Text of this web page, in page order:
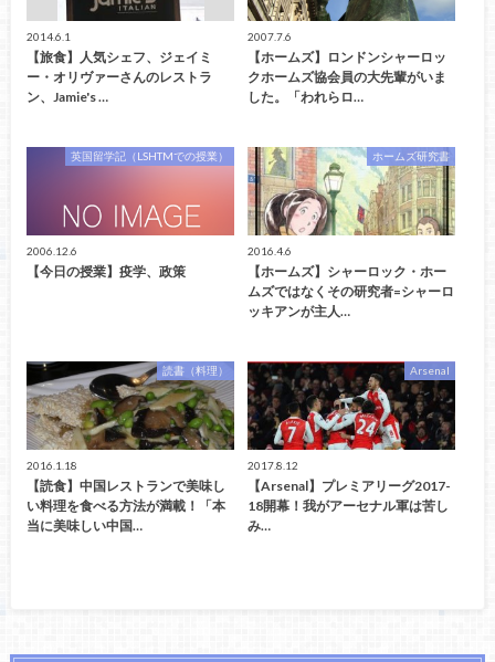
2014.6.1
【旅食】人気シェフ、ジェイミ
ー・オリヴァーさんのレストラ
ン、Jamie's …
2007.7.6
【ホームズ】ロンドンシャーロッ
クホームズ協会員の大先輩がいま
した。「われらロ…
英国留学記（LSHTMでの授業）
2006.12.6
【今日の授業】疫学、政策
ホームズ研究書
2016.4.6
【ホームズ】シャーロック・ホー
ムズではなくその研究者=シャーロ
ッキアンが主人…
読書（料理）
2016.1.18
【読食】中国レストランで美味し
い料理を食べる方法が満載！「本
当に美味しい中国…
Arsenal
2017.8.12
【Arsenal】プレミアリーグ2017-
18開幕！我がアーセナル軍は苦し
み…